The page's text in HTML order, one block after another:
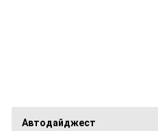
Автодайджест